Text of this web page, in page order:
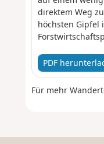
direktem Weg
höchsten Gipfel
PDF
Für mehr